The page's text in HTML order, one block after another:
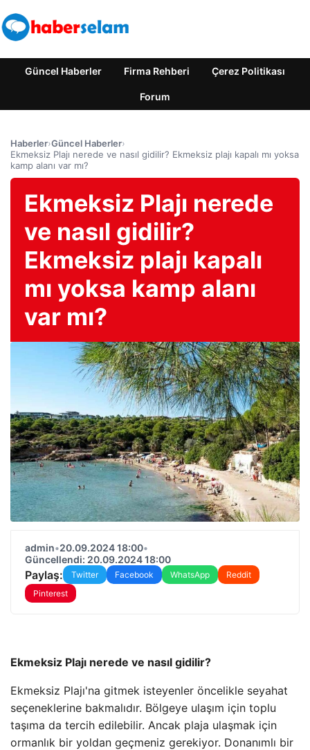
Güncel Haberler Firma Rehberi Çerez Politikası
Forum
Haberler›Güncel Haberler›
Ekmeksiz Plajı nerede ve nasıl gidilir? Ekmeksiz plajı kapalı mı yoksa
kamp alanı var mı?
Ekmeksiz Plajı nerede
ve nasıl gidilir?
Ekmeksiz plajı kapalı
mı yoksa kamp alanı
var mı?
admin•20.09.2024 18:00•
Güncellendi: 20.09.2024 18:00
Paylaş: Twitter Facebook WhatsApp
Reddit
Pinterest
Ekmeksiz Plajı nerede ve nasıl gidilir?
Ekmeksiz Plajı'na gitmek isteyenler öncelikle seyahat
seçeneklerine bakmalıdır. Bölgeye ulaşım için toplu
taşıma da tercih edilebilir. Ancak plaja ulaşmak için
ormanlık bir yoldan geçmeniz gerekiyor. Donanımlı bir